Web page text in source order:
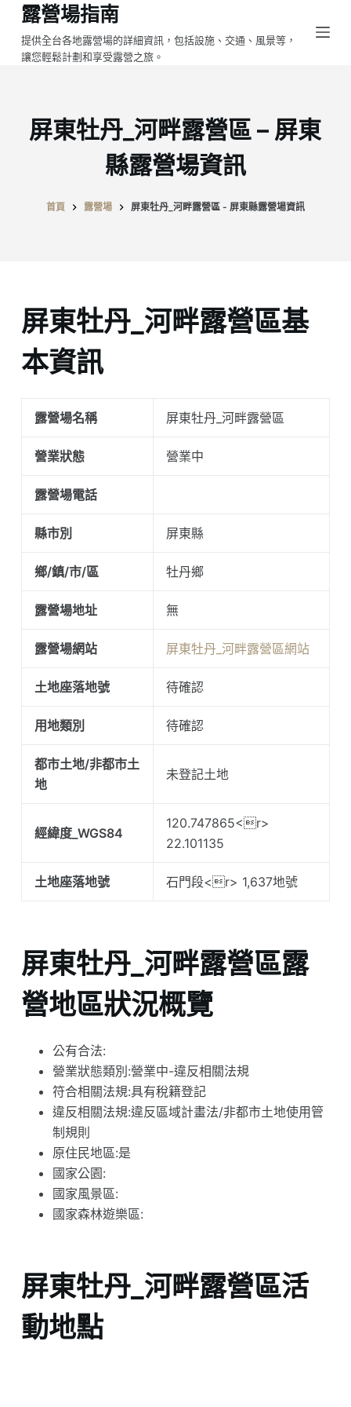
跳
至
主
露營場指南
提供全台各地露營場的詳細資訊，包括設施、交通、風景等，
讓您輕鬆計劃和享受露營之旅。
屏東牡丹_河畔露營區 – 屏東
縣露營場資訊
首頁 露營場 屏東牡丹_河畔露營區 - 屏東縣露營場資訊
屏東牡丹_河畔露營區基
本資訊
露營場名稱 屏東牡丹_河畔露營區
營業狀態 營業中
露營場電話
縣市別 屏東縣
鄉/鎮/市/區 牡丹鄉
露營場地址 無
露營場網站 屏東牡丹_河畔露營區網站
土地座落地號 待確認
用地類別 待確認
都市土地/非都市土
地
未登記土地
經緯度_WGS84
120.747865<r>
22.101135
土地座落地號 石門段<r> 1,637地號
屏東牡丹_河畔露營區露
營地區狀況概覽
公有合法:
營業狀態類別:營業中-違反相關法規
符合相關法規:具有稅籍登記
違反相關法規:違反區域計畫法/非都市土地使用管
制規則
原住民地區:是
國家公園:
國家風景區:
國家森林遊樂區:
屏東牡丹_河畔露營區活
動地點